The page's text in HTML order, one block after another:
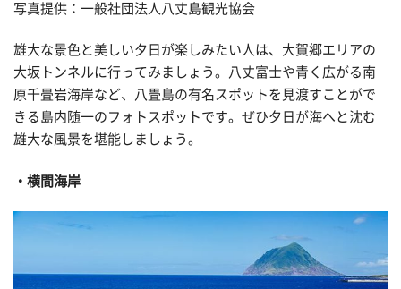
写真提供：一般社団法人八丈島観光協会
雄大な景色と美しい夕日が楽しみたい人は、大賀郷エリアの
大坂トンネルに行ってみましょう。八丈富士や青く広がる南
原千畳岩海岸など、八畳島の有名スポットを見渡すことがで
きる島内随一のフォトスポットです。ぜひ夕日が海へと沈む
雄大な風景を堪能しましょう。
横間海岸